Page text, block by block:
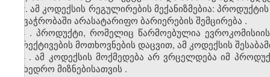
2. ამ კოდექსის რეგულირების მექანიზმებია:
და ვაჭრობაში არასატარიფო ბარიერების შემცირება .
3. პროდუქტი, რომელიც წარმოებულია
დირექტივების მოთხოვნების დაცვით, ამ კოდექსის
4. ამ კოდექსის მოქმედება არ ვრცელდება იმ
სამხედრო მიზნებისათვის .